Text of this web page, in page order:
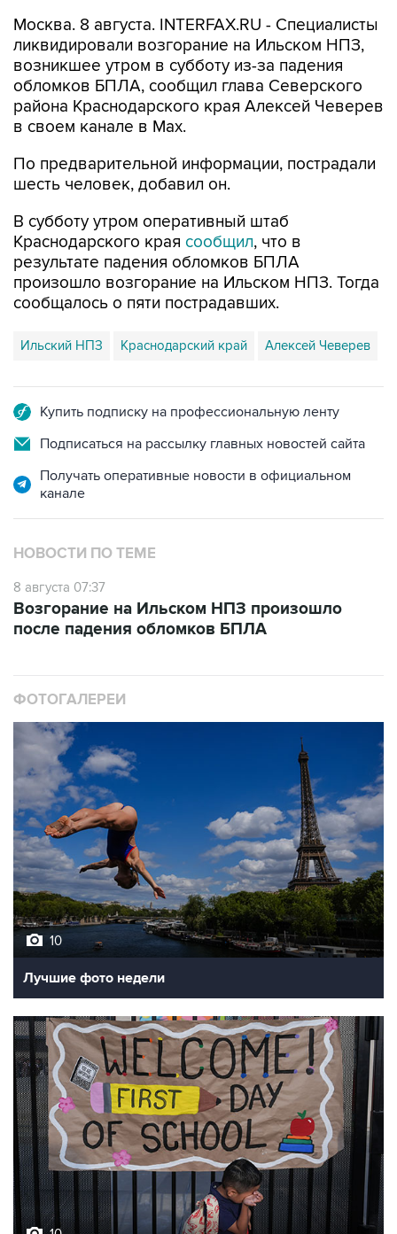
Москва. 8 августа. INTERFAX.RU - Специалисты
ликвидировали возгорание на Ильском НПЗ,
возникшее утром в субботу из-за падения
обломков БПЛА, сообщил глава Северского
района Краснодарского края Алексей Чеверев
в своем канале в Max.
По предварительной информации, пострадали
шесть человек, добавил он.
В субботу утром оперативный штаб
Краснодарского края сообщил, что в
результате падения обломков БПЛА
произошло возгорание на Ильском НПЗ. Тогда
сообщалось о пяти пострадавших.
Ильский НПЗ Краснодарский край Алексей Чеверев
Купить подписку на профессиональную ленту
Подписаться на рассылку главных новостей сайта
Получать оперативные новости в официальном
канале
НОВОСТИ ПО ТЕМЕ
8 августа 07:37
Возгорание на Ильском НПЗ произошло
после падения обломков БПЛА
ФОТОГАЛЕРЕИ
10
Лучшие фото недели